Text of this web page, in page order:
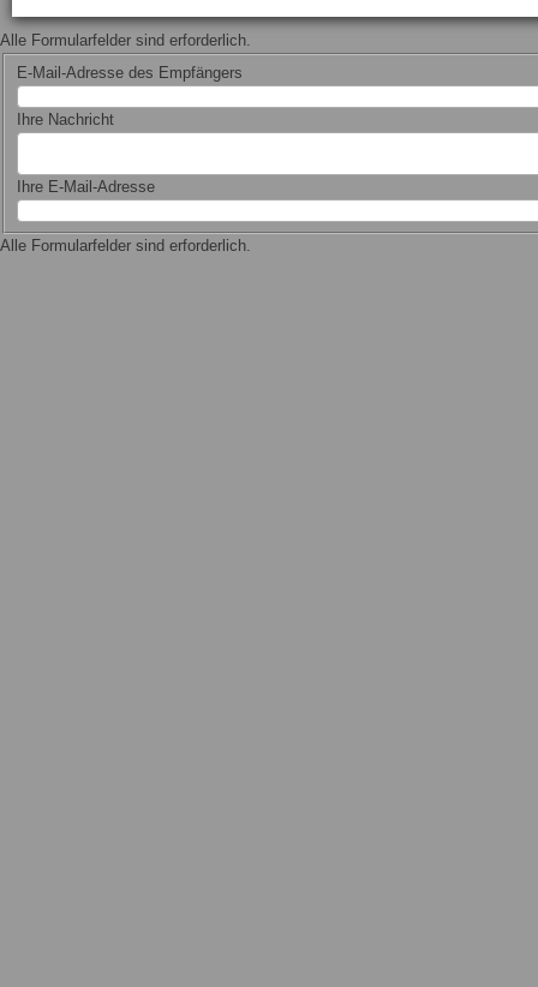
Alle Formularfelder sind erforderlich.
E-Mail-Adresse des Empfängers
Ihre Nachricht
Ihre E-Mail-Adresse
Alle Formularfelder sind erforderlich.